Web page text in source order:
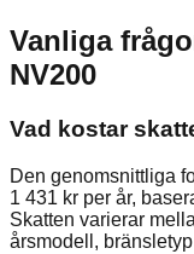
Vanliga
NV200
Vad kostar
Den genomsnittliga
1 431 kr per år,
Skatten varierar
årsmodell,